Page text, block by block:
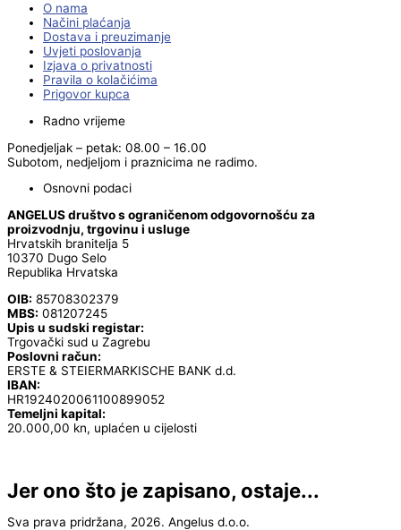
O nama
Načini plaćanja
Dostava i preuzimanje
Uvjeti poslovanja
Izjava o privatnosti
Pravila o kolačićima
Prigovor kupca
Radno vrijeme
Ponedjeljak – petak: 08.00 – 16.00
Subotom, nedjeljom i praznicima ne radimo.
Osnovni podaci
ANGELUS društvo s ograničenom odgovornošću za
proizvodnju, trgovinu i usluge
Hrvatskih branitelja 5
10370 Dugo Selo
Republika Hrvatska
OIB: 85708302379
MBS: 081207245
Upis u sudski registar:
Trgovački sud u Zagrebu
Poslovni račun:
ERSTE & STEIERMARKISCHE BANK d.d.
IBAN:
HR1924020061100899052
Temeljni kapital:
20.000,00 kn, uplaćen u cijelosti
Jer ono što je zapisano, ostaje...
Sva prava pridržana, 2026. Angelus d.o.o.